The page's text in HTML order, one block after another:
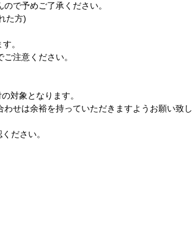
で予めご了承ください。
た方)
。
注意ください。
対象となります。
せは余裕を持っていただきますようお願い致し
ださい。